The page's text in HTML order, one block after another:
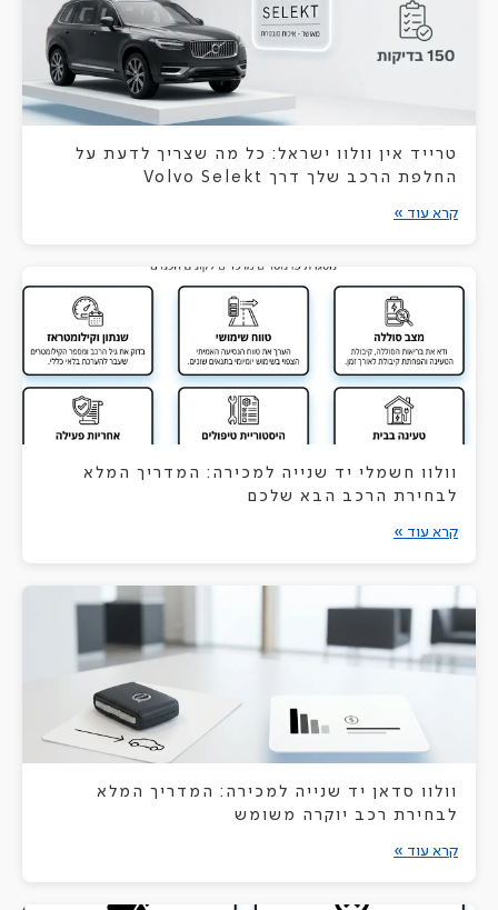
טרייד אין וולוו ישראל: כל מה שצריך לדעת על
החלפת הרכב שלך דרך Volvo Selekt
קרא עוד »
וולוו חשמלי יד שנייה למכירה: המדריך המלא
לבחירת הרכב הבא שלכם
קרא עוד »
וולוו סדאן יד שנייה למכירה: המדריך המלא
לבחירת רכב יוקרה משומש
קרא עוד »